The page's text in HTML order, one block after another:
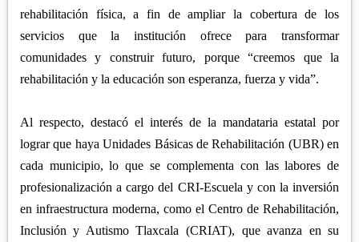
rehabilitación física, a fin de ampliar la cobertura de los
servicios que la institución ofrece para transformar
comunidades y construir futuro, porque “creemos que la
rehabilitación y la educación son esperanza, fuerza y vida”.
Al respecto, destacó el interés de la mandataria estatal por
lograr que haya Unidades Básicas de Rehabilitación (UBR) en
cada municipio, lo que se complementa con las labores de
profesionalización a cargo del CRI-Escuela y con la inversión
en infraestructura moderna, como el Centro de Rehabilitación,
Inclusión y Autismo Tlaxcala (CRIAT), que avanza en su